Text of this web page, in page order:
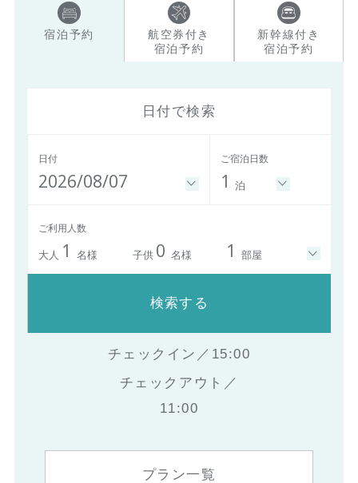
宿泊予約
航空券付き
宿泊予約
新幹線付き
宿泊予約
日付で検索
日付
2026/08/07
ご宿泊日数
1 泊
ご利用人数
大人 1 名様 子供 0 名様 1 部屋
検索する
チェックイン／15:00
チェックアウト／
11:00
プラン一覧